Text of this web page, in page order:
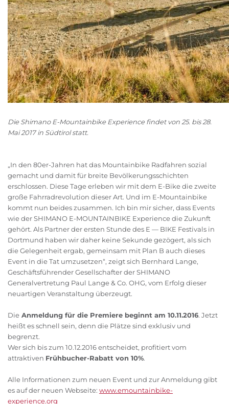
Die Shimano E-Mountainbike Experience findet von 25. bis 28.
Mai 2017 in Südtirol statt.
„In den 80er-Jahren hat das Mountainbike Radfahren sozial
gemacht und damit für breite Bevölkerungsschichten
erschlossen. Diese Tage erleben wir mit dem E-Bike die zweite
große Fahrradrevolution dieser Art. Und im E-Mountainbike
kommt nun beides zusammen. Ich bin mir sicher, dass Events
wie der SHIMANO E-MOUNTAINBIKE Experience die Zukunft
gehört. Als Partner der ersten Stunde des E — BIKE Festivals in
Dortmund haben wir daher keine Sekunde gezögert, als sich
die Gelegenheit ergab, gemeinsam mit Plan B auch dieses
Event in die Tat umzusetzen“, zeigt sich Bernhard Lange,
Geschäftsführender Gesellschafter der SHIMANO
Generalvertretung Paul Lange & Co. OHG, vom Erfolg dieser
neuartigen Veranstaltung überzeugt.
Die Anmeldung für die Premiere beginnt am 10.11.2016. Jetzt
heißt es schnell sein, denn die Plätze sind exklusiv und
begrenzt.
Wer sich bis zum 10.12.2016 entscheidet, profitiert vom
attraktiven Frühbucher-Rabatt von 10%.
Alle Informationen zum neuen Event und zur Anmeldung gibt
es auf der neuen Webseite: www.emountainbike-
experience.org